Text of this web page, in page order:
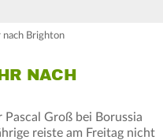
nach Brighton
NACH B
Groß bei Borussia
reiste am Freitag nicht